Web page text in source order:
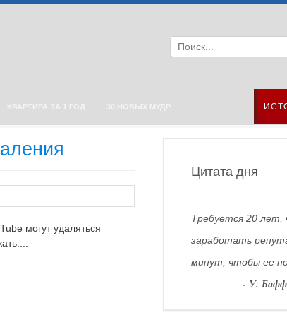
КВАРТИРА ЗА 1 ГОД 30 НОВЫХ МУДР
могут удаляться
Цитата дня
Требуется 20 лет,
заработать
минут, чтобы ее
- У.